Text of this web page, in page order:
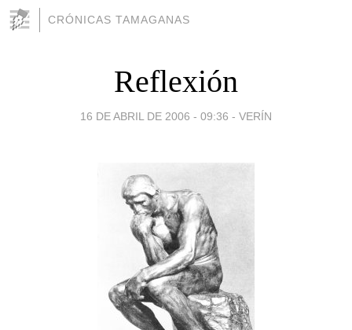
CRÓNICAS TAMAGANAS
Reflexión
16 DE ABRIL DE 2006 - 09:36 - VERÍN